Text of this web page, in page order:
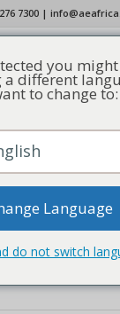
7300|
la
you
a different
to change to:
Language
do not switch